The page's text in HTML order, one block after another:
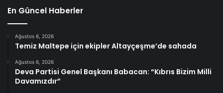
En Güncel Haberler
Ağustos 6, 2026
Temiz Maltepe için ekipler Altayçeşme’de sahada
Ağustos 6, 2026
Deva Partisi Genel Başkanı Babacan: “Kıbrıs Bizim Milli
Davamızdır”